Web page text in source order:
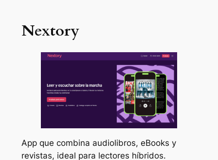
Nextory
App que combina audiolibros, eBooks y
revistas, ideal para lectores híbridos.